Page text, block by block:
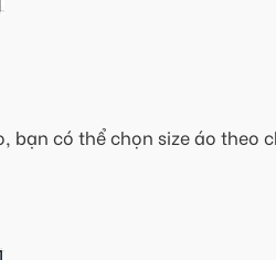
có thể chọn size áo theo